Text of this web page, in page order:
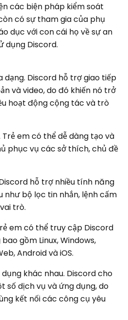
các biện pháp kiểm soát
có sự tham gia của phụ
dục với con cái họ về sự an
dụng Discord.
dạng. Discord hỗ trợ giao tiếp
và video, do đó khiến nó trở
hoạt động cộng tác và trò
em có thể dễ dàng tạo và
phục vụ các sở thích, chủ đề
hỗ trợ nhiều tính năng
như bộ lọc tin nhắn, lệnh cấm
trò.
em có thể truy cập Discord
gồm Linux, Windows,
Android và iOS.
khác nhau. Discord cho
số dịch vụ và ứng dụng, do
kết nối các công cụ yêu